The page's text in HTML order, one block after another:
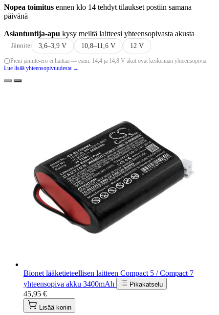
Nopea toimitus ennen klo 14 tehdyt tilaukset postiin samana
päivänä
Asiantuntija-apu kysy meiltä laitteesi yhteensopivasta akusta
Jännite 3,6–3,9 V 10,8–11,6 V 12 V
Pieni jännite-ero ei haittaa — esim. 14,4 ja 14,8 V akut ovat keskenään yhteensopivia.
Lue lisää yhteensopivuudesta →
Bionet lääketieteellisen laitteen Compact 5 / Compact 7
yhteensopiva akku 3400mAh
Pikakatselu
45,95 €
Lisää koriin